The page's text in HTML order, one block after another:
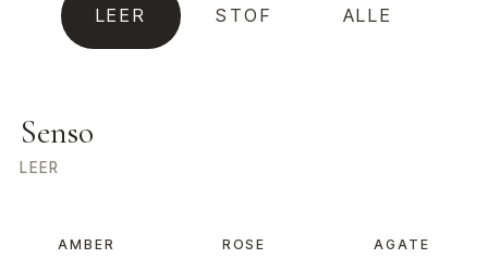
LEER STOF ALLE
Senso
LEER
AMBER ROSE AGATE